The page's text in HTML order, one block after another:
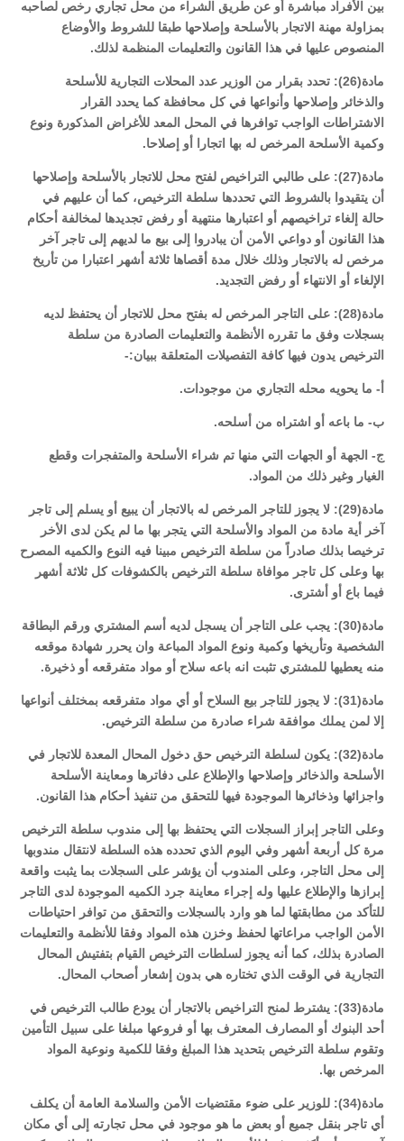
بين الأفراد مباشرة أو عن طريق الشراء من محل تجاري رخص لصاحبه
بمزاولة مهنة الاتجار بالأسلحة وإصلاحها طبقا للشروط والأوضاع
المنصوص عليها في هذا القانون والتعليمات المنظمة لذلك.
مادة(26): تحدد بقرار من الوزير عدد المحلات التجارية للأسلحة
والذخائر وإصلاحها وأنواعها في كل محافظة كما يحدد القرار
الاشتراطات الواجب توافرها في المحل المعد للأغراض المذكورة ونوع
وكمية الأسلحة المرخص له بها اتجارا أو إصلاحا.
مادة(27): على طالبي التراخيص لفتح محل للاتجار بالأسلحة وإصلاحها
أن يتقيدوا بالشروط التي تحددها سلطة الترخيص، كما أن عليهم في
حالة إلغاء تراخيصهم أو اعتبارها منتهية أو رفض تجديدها لمخالفة أحكام
هذا القانون أو دواعي الأمن أن يبادروا إلى بيع ما لديهم إلى تاجر آخر
مرخص له بالاتجار وذلك خلال مدة أقصاها ثلاثة أشهر اعتبارا من تأريخ
الإلغاء أو الانتهاء أو رفض التجديد.
مادة(28): على التاجر المرخص له بفتح محل للاتجار أن يحتفظ لديه
بسجلات وفق ما تقرره الأنظمة والتعليمات الصادرة من سلطة
الترخيص يدون فيها كافة التفصيلات المتعلقة ببيان:-
أ- ما يحويه محله التجاري من موجودات.
ب- ما باعه أو اشتراه من أسلحه.
ج- الجهة أو الجهات التي منها تم شراء الأسلحة والمتفجرات وقطع
الغيار وغير ذلك من المواد.
مادة(29): لا يجوز للتاجر المرخص له بالاتجار أن يبيع أو يسلم إلى تاجر
آخر أية مادة من المواد والأسلحة التي يتجر بها ما لم يكن لدى الأخر
ترخيصا بذلك صادراً من سلطة الترخيص مبينا فيه النوع والكميه المصرح
بها وعلى كل تاجر موافاة سلطة الترخيص بالكشوفات كل ثلاثة أشهر
فيما باع أو أشترى.
مادة(30): يجب على التاجر أن يسجل لديه أسم المشتري ورقم البطاقة
الشخصية وتأريخها وكمية ونوع المواد المباعة وان يحرر شهادة موقعه
منه يعطيها للمشتري تثبت انه باعه سلاح أو مواد متفرقعه أو ذخيرة.
مادة(31): لا يجوز للتاجر بيع السلاح أو أي مواد متفرقعه بمختلف أنواعها
إلا لمن يملك موافقة شراء صادرة من سلطة الترخيص.
مادة(32): يكون لسلطة الترخيص حق دخول المحال المعدة للاتجار في
الأسلحة والذخائر وإصلاحها والإطلاع على دفاترها ومعاينة الأسلحة
واجزائها وذخائرها الموجودة فيها للتحقق من تنفيذ أحكام هذا القانون.
وعلى التاجر إبراز السجلات التي يحتفظ بها إلى مندوب سلطة الترخيص
مرة كل أربعة أشهر وفي اليوم الذي تحدده هذه السلطة لانتقال مندوبها
إلى محل التاجر، وعلى المندوب أن يؤشر على السجلات بما يثبت واقعة
إبرازها والإطلاع عليها وله إجراء معاينة جرد الكميه الموجودة لدى التاجر
للتأكد من مطابقتها لما هو وارد بالسجلات والتحقق من توافر احتياطات
الأمن الواجب مراعاتها لحفظ وخزن هذه المواد وفقا للأنظمة والتعليمات
الصادرة بذلك، كما أنه يجوز لسلطات الترخيص القيام بتفتيش المحال
التجارية في الوقت الذي تختاره هي بدون إشعار أصحاب المحال.
مادة(33): يشترط لمنح التراخيص بالاتجار أن يودع طالب الترخيص في
أحد البنوك أو المصارف المعترف بها أو فروعها مبلغا على سبيل التأمين
وتقوم سلطة الترخيص بتحديد هذا المبلغ وفقا للكمية ونوعية المواد
المرخص بها.
مادة(34): للوزير على ضوء مقتضيات الأمن والسلامة العامة أن يكلف
أي تاجر بنقل جميع أو بعض ما هو موجود في محل تجارته إلى أي مكان